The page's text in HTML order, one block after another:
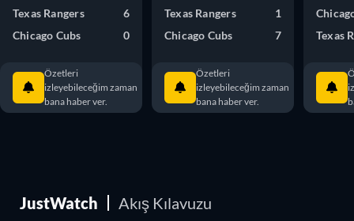
Texas Rangers
6
Chicago Cubs
0
Özetleri
izleyebileceğim zaman
bana haber ver.
Texas Rangers
1
Chicago Cubs
7
Özetleri
izleyebileceğim zaman
bana haber ver.
Texas
JustWatch Akış Kılavuzu